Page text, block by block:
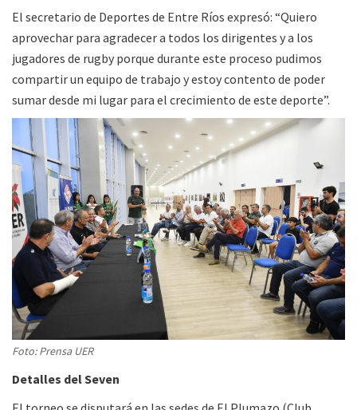
El secretario de Deportes de Entre Ríos expresó: “Quiero
aprovechar para agradecer a todos los dirigentes y a los
jugadores de rugby porque durante este proceso pudimos
compartir un equipo de trabajo y estoy contento de poder
sumar desde mi lugar para el crecimiento de este deporte”.
Foto: Prensa UER
Detalles del Seven